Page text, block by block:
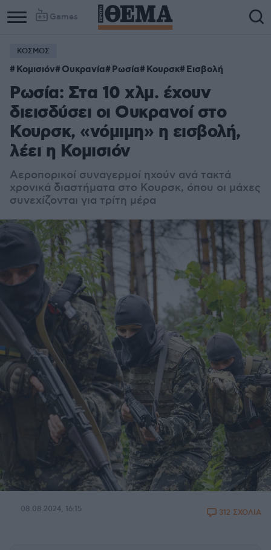
Games
ΚΟΣΜΟΣ
Κομισιόν Ουκρανία Ρωσία Κουρσκ Εισβολή
Ρωσία: Στα 10 χλμ. έχουν
διεισδύσει οι Ουκρανοί στο
Κουρσκ, «νόμιμη» η εισβολή,
λέει η Κομισιόν
Αεροπορικοί συναγερμοί ηχούν ανά τακτά
χρονικά διαστήματα στο Κουρσκ, όπου οι μάχες
συνεχίζονται για τρίτη μέρα
08.08.2024, 16:15 312 ΣΧΟΛΙΑ